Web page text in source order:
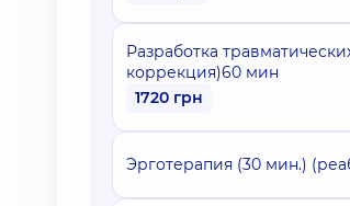
Разработка
коррекция)60 мин
1720 грн
Эрготерапия (30 мин.)